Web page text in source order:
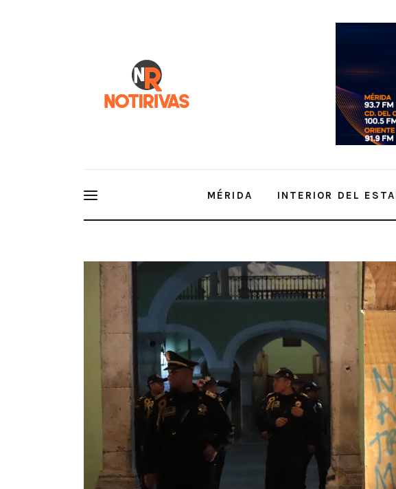
MÉRIDA INTERIOR DEL
Iniciativa privada condena actos violentos ocurridos durante la